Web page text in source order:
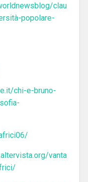
clau
popolare-
chi-e-bruno-
vanta